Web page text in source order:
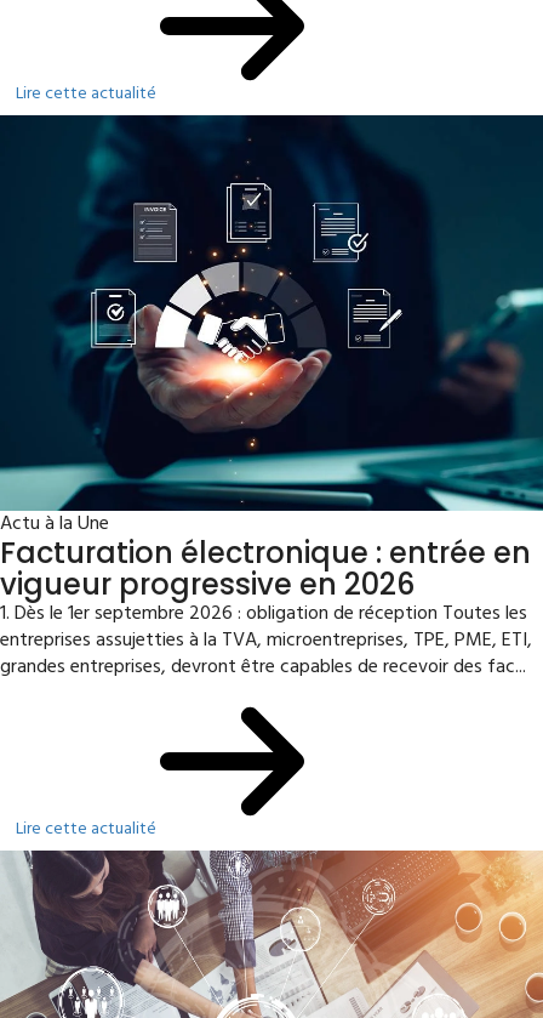
Lire cette actualité
Actu à la Une
Facturation électronique : entrée en
vigueur progressive en 2026
1. Dès le 1er septembre 2026 : obligation de réception Toutes les
entreprises assujetties à la TVA, microentreprises, TPE, PME, ETI,
grandes entreprises, devront être capables de recevoir des fac...
Lire cette actualité